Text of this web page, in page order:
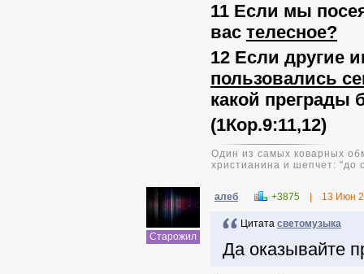
11 Если мы
вас телесное?
12 Если другие
пользовались
какой преграды
(1Кор.9:11,12)
Один из самых коварных
христианина и шепчет: "до
Старожил
алеб +3875 13 Июн
Цитата светомузыка
Да оказывайте